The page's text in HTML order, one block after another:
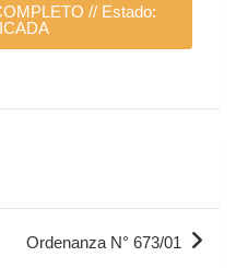
// Estado:
Ordenanza N° 673/01